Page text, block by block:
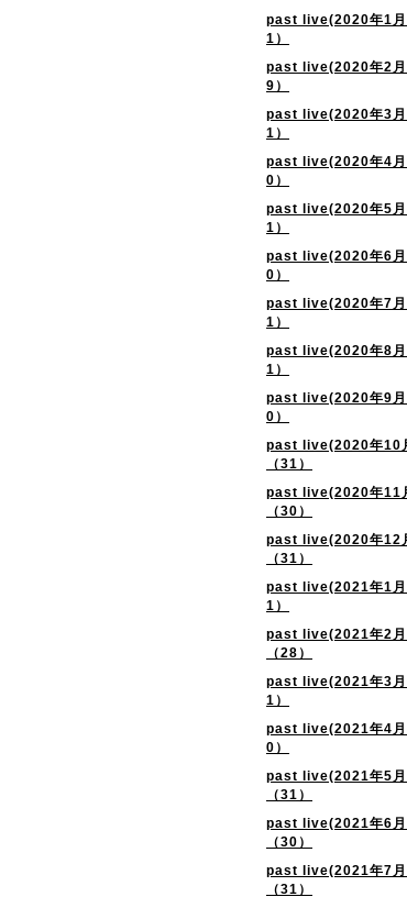
past live(2020年1月
1）
past live(2020年2月
9）
past live(2020年3月
1）
past live(2020年4月
0）
past live(2020年5月
1）
past live(2020年6月
0）
past live(2020年7月
1）
past live(2020年8月
1）
past live(2020年9月
0）
past live(2020年10
（31）
past live(2020年11
（30）
past live(2020年12
（31）
past live(2021年1月
1）
past live(2021年2
（28）
past live(2021年3月
1）
past live(2021年4月
0）
past live(2021年5
（31）
past live(2021年6
（30）
past live(2021年7
（31）